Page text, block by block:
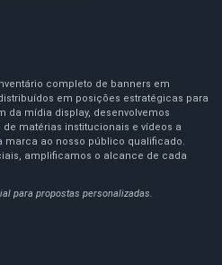
completo de banners em
em posições estratégicas para
da mídia display, desenvolvemos
matérias institucionais e vídeos a
ao nosso público qualificado.
amplificamos o alcance de cada
para propostas personalizadas.